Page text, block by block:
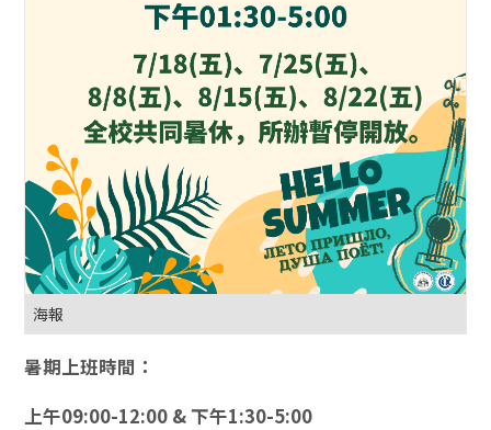
海報
暑期上班時間：
上午09:00-12:00 & 下午1:30-5:00